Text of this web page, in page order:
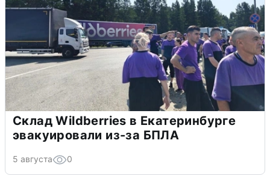
Склад Wildberries в Екатеринбурге
эвакуировали из-за БПЛА
5 августа 0